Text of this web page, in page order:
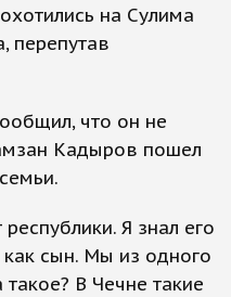
на Сулима
перепутав
что он не
Кадыров пошел
Я знал его
сын. Мы из одного
В Чечне такие